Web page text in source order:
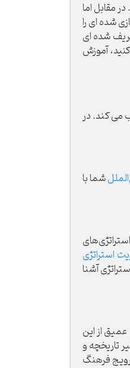
مقابل اما
شده ای را
شده ای
آموزش
می کند. در
شما با
استراتژی
آشنا
از این
تاریخچه و
فرهنگ